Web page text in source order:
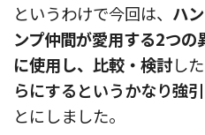
というわけで今回は、 ハ
ンプ仲間が愛用する2つ
に使用し、比較・検討し
らにするというかなり強
とにしました。